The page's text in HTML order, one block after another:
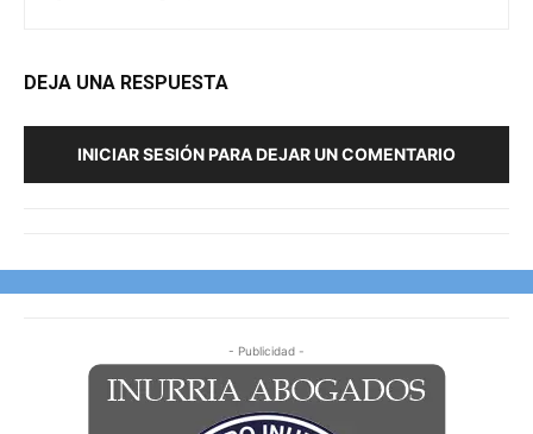
DEJA UNA RESPUESTA
INICIAR SESIÓN PARA DEJAR UN COMENTARIO
- Publicidad -